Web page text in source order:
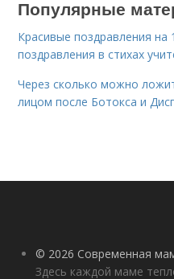
Популярные
Красивые поздравления на
поздравления в стихах
Через сколько можно
лицом после Ботокса и
© 2026 Современная
Здесь каждой маме